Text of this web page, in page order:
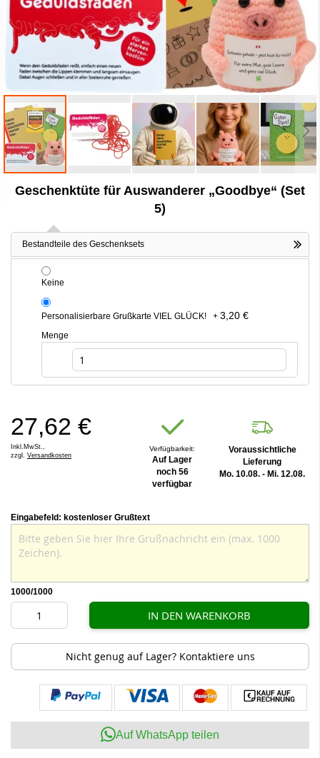
Anfang
Geschenktüte für Auswanderer „Goodbye“ (Set
5)
Bestandteile des Geschenksets
Keine
Personalisierbare Grußkarte VIEL GLÜCK! + 3,20 €
Menge
27,62 €
Inkl.MwSt.,
zzgl. Versandkosten
Verfügbarkeit:
Auf Lager
noch 56
verfügbar
Voraussichtliche
Lieferung
Mo. 10.08. - Mi. 12.08.
Eingabefeld: kostenloser Grußtext
1000/1000
IN DEN WARENKORB
Nicht genug auf Lager? Kontaktiere uns
Auf WhatsApp teilen